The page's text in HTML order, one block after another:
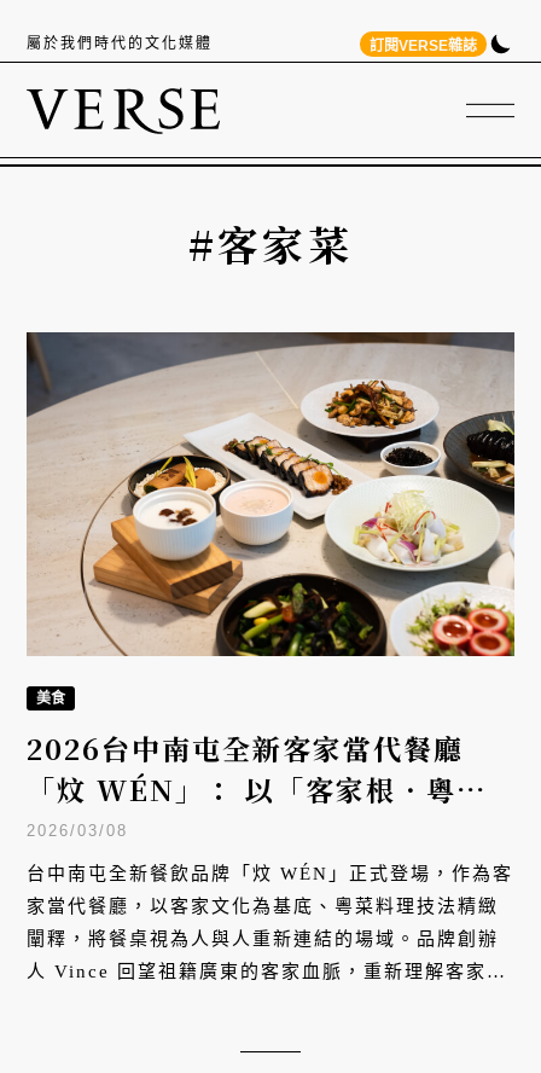
屬於我們時代的文化媒體 訂閱VERSE雜誌
#客家菜
美食
2026台中南屯全新客家當代餐廳
「炆 WÉN」： 以「客家根．粵技
法」重新定義好好吃飯的日常儀式
2026/03/08
台中南屯全新餐飲品牌「炆 WÉN」正式登場，作為客
家當代餐廳，以客家文化為基底、粵菜料理技法精緻
闡釋，將餐桌視為人與人重新連結的場域。品牌創辦
人 Vince 回望祖籍廣東的客家血脈，重新理解客家與